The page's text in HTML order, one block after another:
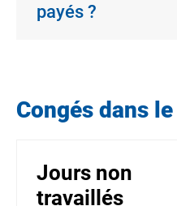
payés ?
Congés dans
Jours non
travaillés